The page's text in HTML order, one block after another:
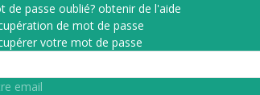
de passe oublié? obtenir de l'aide
de mot de passe
votre mot de passe
email